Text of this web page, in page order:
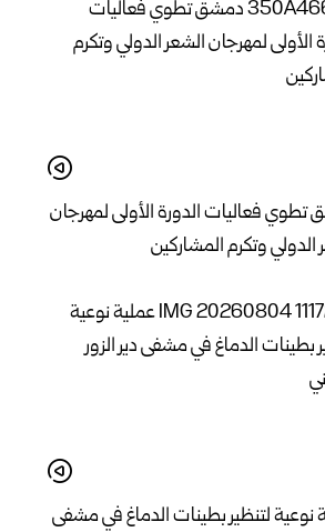
فعاليات الدورة الأولى لمهرجان
الدولي وتكرم المشاركين
نوعية لتنظير بطينات الدماغ في مشفى